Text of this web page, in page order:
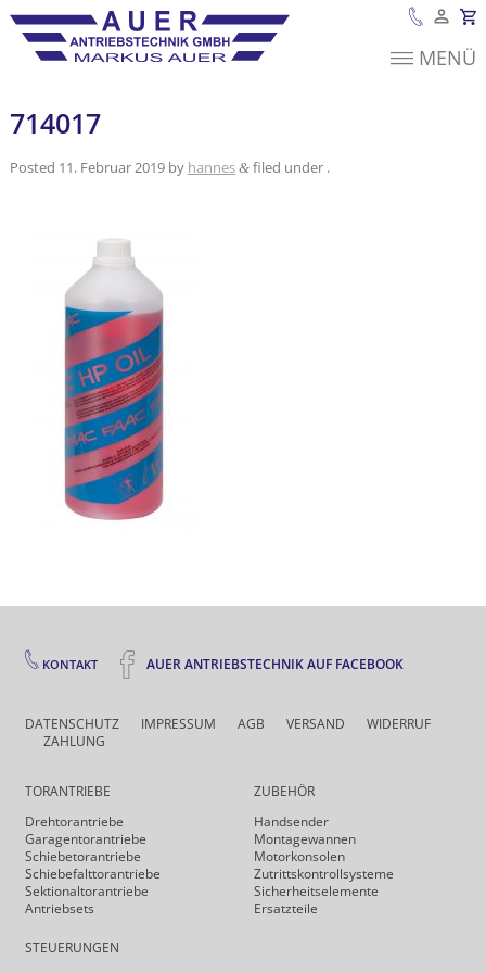
Es befinden sichMENÜ
714017
Posted 11. Februar 2019by hannes &filed under .
KONTAKT AUER ANTRIEBSTECHNIK AUF FACEBOOK
DATENSCHUTZ IMPRESSUM AGB VERSAND
WIDERRUF
ZAHLUNG
TORANTRIEBE
Drehtor­antriebe
Garagentorantriebe
Schiebetorantriebe
Schiebefalt­torantriebe
Sektionaltorantriebe
Antriebsets
STEUERUNGEN
ZUBEHÖR
Handsender
Montagewannen
Motorkonsolen
Zutrittskontrollsysteme
Sicherheits­elemente
Ersatzteile